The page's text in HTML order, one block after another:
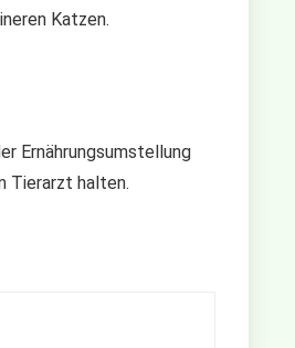
Katzen.
Ernährungsumstellung
Tierarzt halten.